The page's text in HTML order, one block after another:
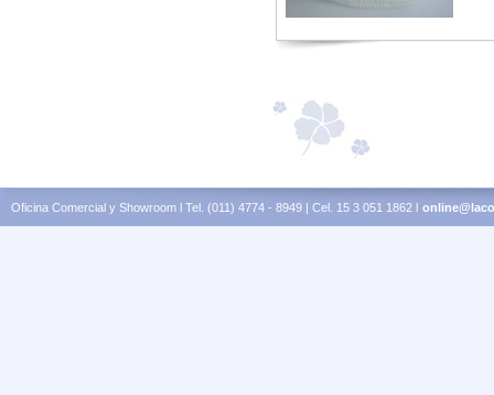
Oficina Comercial y Showroom l Tel. (011) 4774 - 8949 | Cel. 15 3 051 1862 l